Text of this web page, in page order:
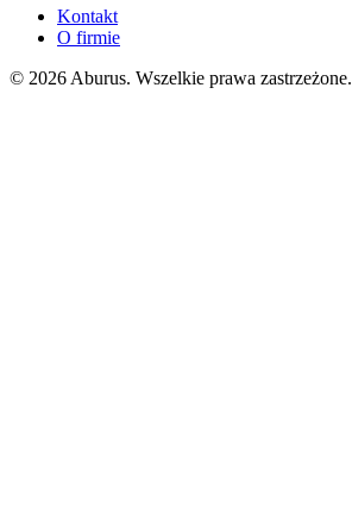
Kontakt
O firmie
© 2026 Aburus. Wszelkie prawa zastrzeżone.